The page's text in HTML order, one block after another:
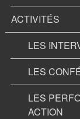
ACTIVITÉS
LES
LES
LES
ACTION